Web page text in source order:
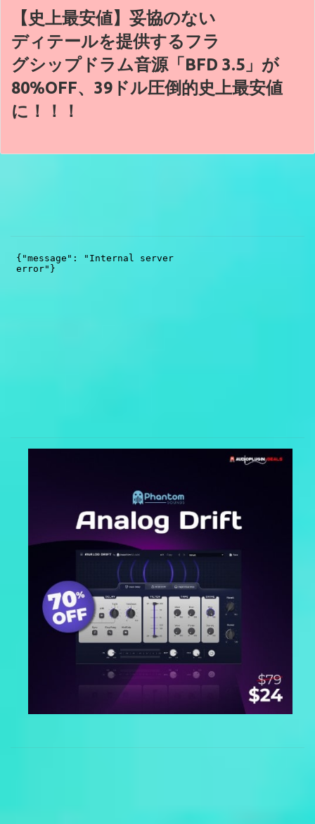
【史上最安値】妥協のない
ディテールを提供するフラ
グシップドラム音源「BFD 3.5」が
80%OFF、39ドル圧倒的史上最安値
に！！！